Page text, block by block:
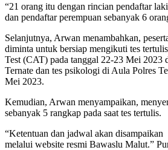
“21 orang itu dengan rincian pendaftar
dan pendaftar perempuan sebanyak 6
Selanjutnya, Arwan menambahkan,
diminta untuk bersiap mengikuti tes
Test (CAT) pada tanggal 22-23 Mei
Ternate dan tes psikologi di Aula Polres
Mei 2023.
Kemudian, Arwan menyampaikan,
sebanyak 5 rangkap pada saat tes tertulis.
“Ketentuan dan jadwal akan disampaikan
melalui website resmi Bawaslu Malut.”